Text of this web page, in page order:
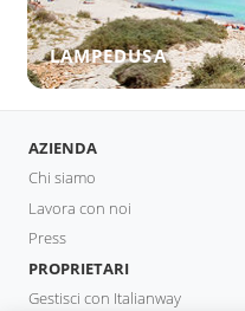
LAMPEDUSA
AZIENDA
Chi siamo
Lavora con noi
Press
PROPRIETARI
Gestisci con Italianway